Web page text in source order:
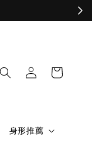
身形推薦